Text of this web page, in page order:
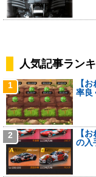
人気記事ラン
1
【
率良
2
【
の入